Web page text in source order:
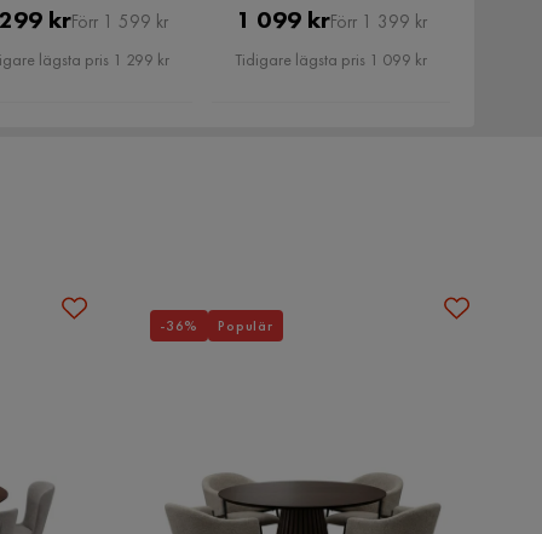
Pris
krOriginal
Pris
Förr 1 599 kr
lägsta pris 1 299 kr
Pris
1 099 krOriginal
Pris
Förr 1 399 kr
Tidigare lägsta pris 1 099 kr
-36% Populär